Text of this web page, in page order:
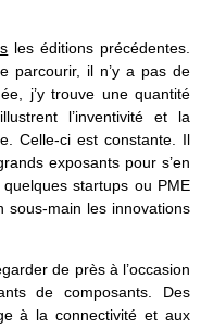
les éditions précédentes.
parcourir, il n’y a pas de
j’y trouve une quantité
l’inventivité et la
Celle-ci est constante. Il
exposants pour s’en
startups ou PME
sous-main les innovations
de près à l’occasion
de composants. Des
à la connectivité et aux